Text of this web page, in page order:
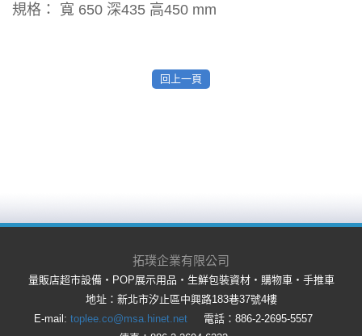
規格： 寬 650 深435 高450 mm
回上一頁
拓璞企業有限公司
量販店超市設備‧POP展示用品‧生鮮包裝資材‧購物車‧手推車
地址：新北市汐止區中興路183巷37號4樓
E-mail: toplee.co@msa.hinet.net
電話：886-2-2695-5557